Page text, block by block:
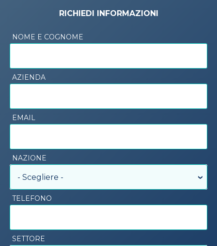
RICHIEDI INFORMAZIONI
NOME E COGNOME
AZIENDA
EMAIL
NAZIONE
- Scegliere -
TELEFONO
SETTORE